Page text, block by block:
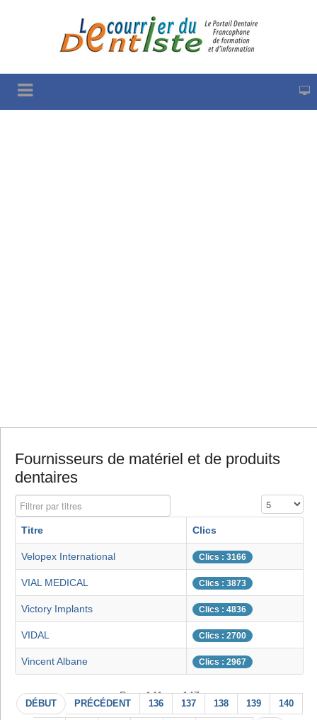
Fournisseurs de matériel et de produits
dentaires
Filtrer par titres Affichage #
Titre Clics
Velopex International Clics : 3166
VIAL MEDICAL Clics : 3873
Victory Implants Clics : 4836
VIDAL Clics : 2700
Vincent Albane Clics : 2967
Page 141 sur 147
DÉBUT PRÉCÉDENT 136 137 138 139 140